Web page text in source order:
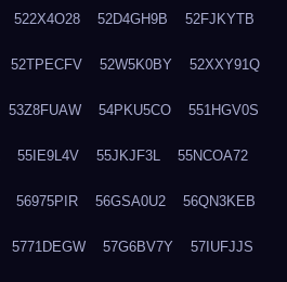
522X4O28 52D4GH9B 52FJKYTB
52TPECFV 52W5K0BY 52XXY91Q
53Z8FUAW 54PKU5CO 551HGV0S
55IE9L4V 55JKJF3L 55NCOA72
56975PIR 56GSA0U2 56QN3KEB
5771DEGW 57G6BV7Y 57IUFJJS